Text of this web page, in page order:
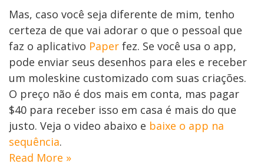
Mas, caso você seja diferente de mim, tenho
certeza de que vai adorar o que o pessoal que
faz o aplicativo Paper fez. Se você usa o app,
pode enviar seus desenhos para eles e receber
um moleskine customizado com suas criações.
O preço não é dos mais em conta, mas pagar
$40 para receber isso em casa é mais do que
justo. Veja o video abaixo e baixe o app na
sequência.
Read More »